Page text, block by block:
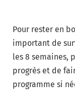
Pour rester en
important de
les 8 semaines,
progrès et de
programme si